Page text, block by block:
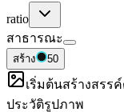
ratio
สาธารณะ
สร้าง 50
เริ่มต้นสร้างสรร
ประวัติรูปภาพ